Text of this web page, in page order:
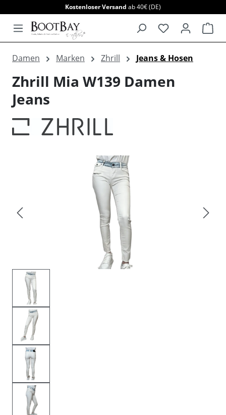
Kostenloser Versand ab 40€ (DE)
Damen Marken Zhrill Jeans & Hosen
Zhrill Mia W139 Damen
Jeans
Bildergalerie überspringen